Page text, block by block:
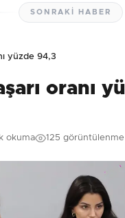
1 = ?
SONRAKI HABER
yüzde 94,3
oranı
okuma 125 görüntülenme